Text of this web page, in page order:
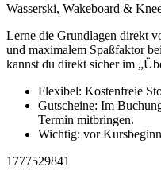
Wasserski, Wakeboard &
Lerne die Grundlagen direkt
und maximalem Spaßfaktor
kannst du direkt sicher im
Flexibel: Kostenfreie
Gutscheine: Im
Termin mitbringen.
Wichtig: vor
1777529841